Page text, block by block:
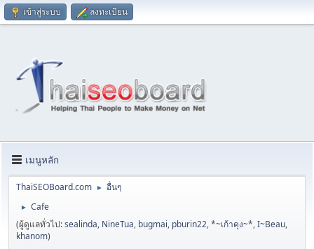
เข้าสู่ระบบ ลงทะเบียน
เมนูหลัก
ThaiSEOBoard.com ► อื่นๆ
►
Cafe
(ผู้ดูแลทั่วไป:sealinda, NineTua, bugmai, pburin22,*~เก้าคุง~*,I~Beau,
khanom)